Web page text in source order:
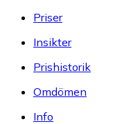
Priser
Insikter
Prishistorik
Omdömen
Info